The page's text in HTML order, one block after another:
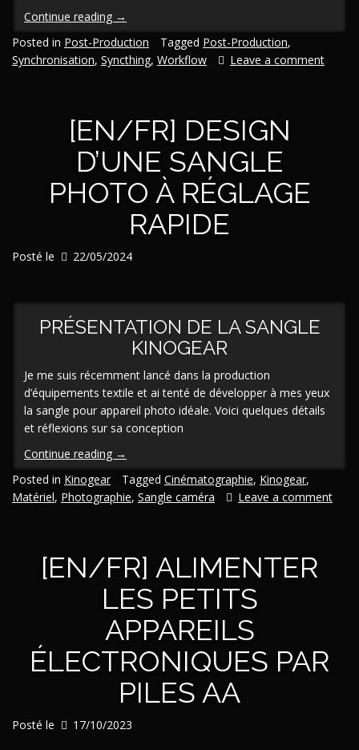
Continue reading « [En/Fr]
Tutoriel
Syncthing :
synchroniser
partout,
gratuitement,
sans
limites
→
Posted in Post-Production Tagged Post-Production,
Synchronisation, Syncthing, Workflow Leave a comment
[EN/FR] DESIGN
D’UNE SANGLE
PHOTO À RÉGLAGE
RAPIDE
Posté le 22/05/2024
PRÉSENTATION DE LA SANGLE
KINOGEAR
Je me suis récemment lancé dans la production
d’équipements textile et ai tenté de développer à mes yeux
la sangle pour appareil photo idéale. Voici quelques détails
et réflexions sur sa conception
Continue reading « [En/Fr]
Design
d’une
sangle
réglage
rapide »
→
Posted in Kinogear Tagged Cinématographie, Kinogear,
Matériel, Photographie, Sangle caméra Leave a comment
[EN/FR] ALIMENTER
LES PETITS
APPAREILS
ÉLECTRONIQUES PAR
PILES AA
Posté le 17/10/2023